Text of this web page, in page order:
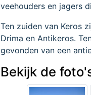
veehouders en jagers
Ten zuiden van Keros
Drima en Antikeros.
gevonden van een
Bekijk de